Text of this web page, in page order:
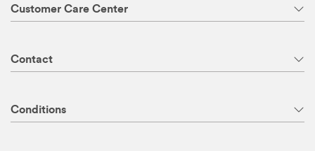
Customer Care Center
Contact
Conditions